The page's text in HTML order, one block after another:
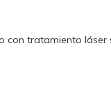
con tratamiento láser